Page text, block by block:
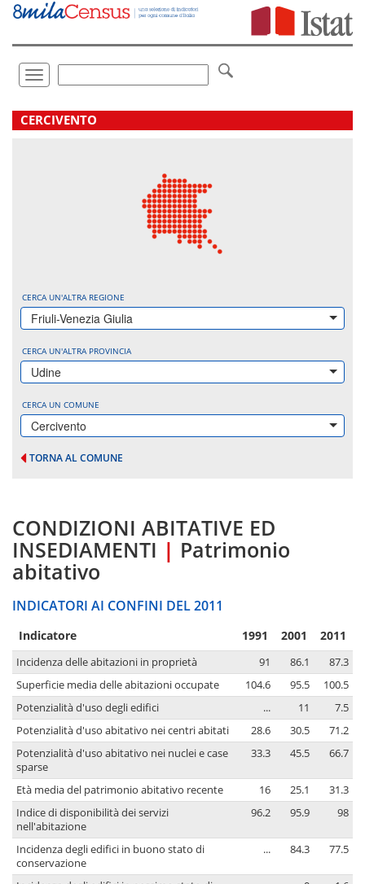
Vai
direttamente
Toggle
navigation
.
CERCIVENTO
CERCA UN'ALTRA REGIONE
Friuli-Venezia Giulia
CERCA UN'ALTRA PROVINCIA
Udine
CERCA UN COMUNE
Cercivento
TORNA AL COMUNE
CONDIZIONI ABITATIVE ED
INSEDIAMENTI | Patrimonio
abitativo
INDICATORI AI CONFINI DEL 2011
Indicatore 1991 2001 2011
Incidenza delle abitazioni in proprietà 91 86.1
87.3
Superficie media delle abitazioni occupate
104.6 95.5
100.5
Potenzialità d'uso degli edifici
... 11
7.5
Potenzialità d'uso abitativo nei centri abitati
28.6 30.5
71.2
Potenzialità d'uso abitativo nei nuclei e case
sparse
33.3 45.5 66.7
Età media del patrimonio abitativo recente 16 25.1
31.3
Indice di disponibilità dei servizi
nell'abitazione
96.2 95.9 98
Incidenza degli edifici in buono stato di
conservazione
... 84.3 77.5